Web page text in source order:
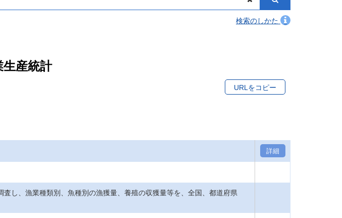
検索のしかた
生産統計
URLをコピー
詳細
し、漁業種類別、魚種別の漁獲量、養殖の収獲量等を、全国、都道府県